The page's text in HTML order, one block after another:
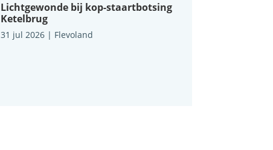
Lichtgewonde bij kop-staartbotsing
Ketelbrug
31 jul 2026| Flevoland